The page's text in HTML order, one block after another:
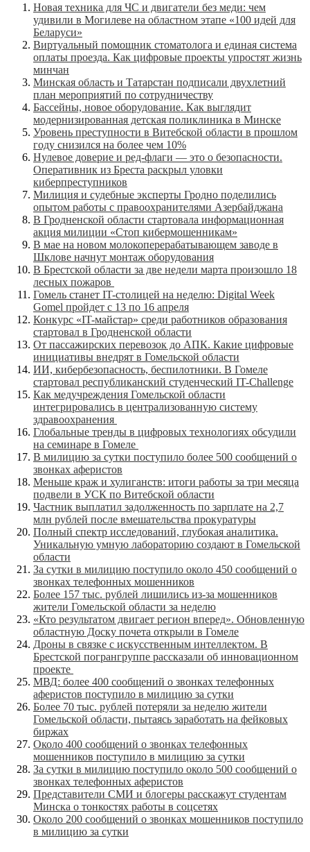
Новая техника для ЧС и двигатели без меди: чем
удивили в Могилеве на областном этапе «100 идей для
Беларуси»
Виртуальный помощник стоматолога и единая система
оплаты проезда. Как цифровые проекты упростят жизнь
минчан
Минская область и Татарстан подписали двухлетний
план мероприятий по сотрудничеству
Бассейны, новое оборудование. Как выглядит
модернизированная детская поликлиника в Минске
Уровень преступности в Витебской области в прошлом
году снизился на более чем 10%
Нулевое доверие и ред-флаги — это о безопасности.
Оперативник из Бреста раскрыл уловки
киберпреступников
Милиция и судебные эксперты Гродно поделились
опытом работы с правоохранителями Азербайджана
В Гродненской области стартовала информационная
акция милиции «Стоп кибермошенникам»
В мае на новом молокоперерабатывающем заводе в
Шклове начнут монтаж оборудования
В Брестской области за две недели марта произошло 18
лесных пожаров
Гомель станет IT-столицей на неделю: Digital Week
Gomel пройдет с 13 по 16 апреля
Конкурс «IT-майстар» среди работников образования
стартовал в Гродненской области
От пассажирских перевозок до АПК. Какие цифровые
инициативы внедрят в Гомельской области
ИИ, кибербезопасность, беспилотники. В Гомеле
стартовал республиканский студенческий IT-Challenge
Как медучреждения Гомельской области
интегрировались в централизованную систему
здравоохранения
Глобальные тренды в цифровых технологиях обсудили
на семинаре в Гомеле
В милицию за сутки поступило более 500 сообщений о
звонках аферистов
Меньше краж и хулиганств: итоги работы за три месяца
подвели в УСК по Витебской области
Частник выплатил задолженность по зарплате на 2,7
млн рублей после вмешательства прокуратуры
Полный спектр исследований, глубокая аналитика.
Уникальную умную лабораторию создают в Гомельской
области
За сутки в милицию поступило около 450 сообщений о
звонках телефонных мошенников
Более 157 тыс. рублей лишились из-за мошенников
жители Гомельской области за неделю
«Кто результатом двигает регион вперед». Обновленную
областную Доску почета открыли в Гомеле
Дроны в связке с искусственным интеллектом. В
Брестской погрангруппе рассказали об инновационном
проекте
МВД: более 400 сообщений о звонках телефонных
аферистов поступило в милицию за сутки
Более 70 тыс. рублей потеряли за неделю жители
Гомельской области, пытаясь заработать на фейковых
биржах
Около 400 сообщений о звонках телефонных
мошенников поступило в милицию за сутки
За сутки в милицию поступило около 500 сообщений о
звонках телефонных аферистов
Представители СМИ и блогеры расскажут студентам
Минска о тонкостях работы в соцсетях
Около 200 сообщений о звонках мошенников поступило
в милицию за сутки